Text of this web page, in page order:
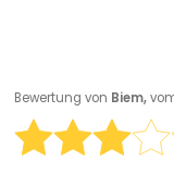
Bewertung von Biem,